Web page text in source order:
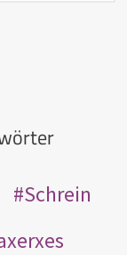
Schrein